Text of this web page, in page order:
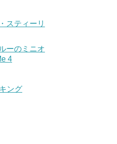
スティーリ
ーのミニオ
4
ング